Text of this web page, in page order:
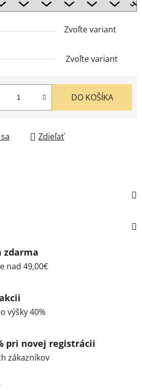
Zvoľte variant
Zvoľte variant
DO KOŠÍKA
Zdieľať
zdarma
nad 49,00€
výšky 40%
pri novej registrácii
zákazníkov